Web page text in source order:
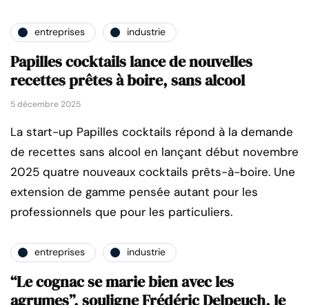
entreprises industrie
Papilles cocktails lance de nouvelles
recettes prêtes à boire, sans alcool
5 décembre 2025
La start-up Papilles cocktails répond à la demande
de recettes sans alcool en lançant début novembre
2025 quatre nouveaux cocktails prêts-à-boire. Une
extension de gamme pensée autant pour les
professionnels que pour les particuliers.
entreprises industrie
“Le cognac se marie bien avec les
agrumes”, souligne Frédéric Delpeuch, le